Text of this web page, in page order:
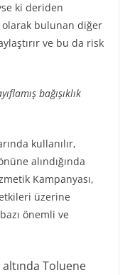
ki deriden
olarak bulunan diğer
ve bu da risk
bağışıklık
kullanılır,
alındığında
Kampanyası,
üzerine
önemli ve
Toluene